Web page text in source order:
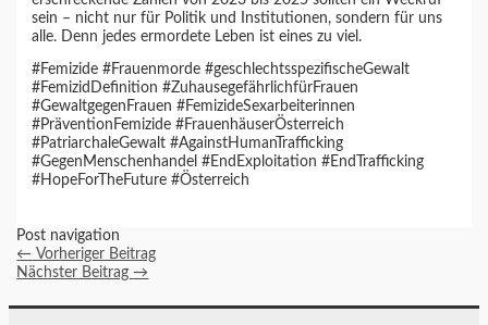
sein – nicht nur für Politik und Institutionen, sondern für uns
alle. Denn jedes ermordete Leben ist eines zu viel.
#Femizide #Frauenmorde #geschlechtsspezifischeGewalt
#FemizidDefinition #ZuhausegefährlichfürFrauen
#GewaltgegenFrauen #FemizideSexarbeiterinnen
#PräventionFemizide #FrauenhäuserÖsterreich
#PatriarchaleGewalt #AgainstHumanTrafficking
#GegenMenschenhandel #EndExploitation #EndTrafficking
#HopeForTheFuture #Österreich
Post navigation
← Vorheriger Beitrag
Nächster Beitrag→